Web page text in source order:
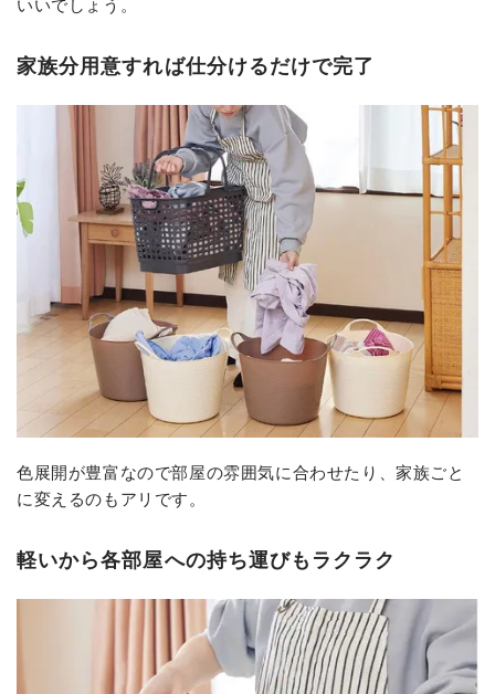
家族分用意すれば仕分けるだけで完了
色展開が豊富なので部屋の雰囲気に合わせたり、家族ごと
に変えるのもアリです。
軽いから各部屋への持ち運びもラクラク